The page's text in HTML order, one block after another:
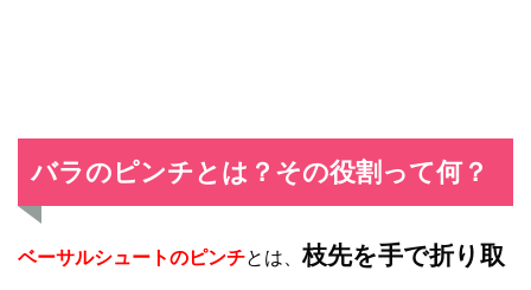
バラのピンチとは？その役割って何？
ベーサルシュートのピンチとは、枝先を手で折り取